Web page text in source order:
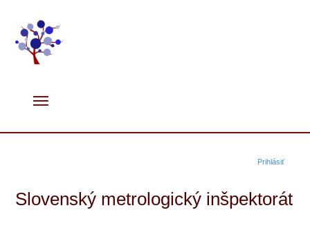
Prihlásiť
Slovenský metrologický inšpektorát